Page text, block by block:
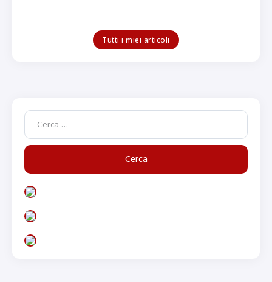
Tutti i miei articoli